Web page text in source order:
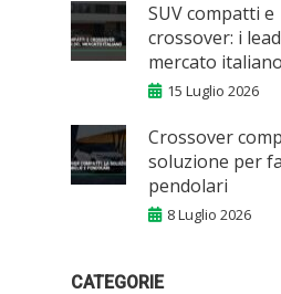
SUV compatti e
crossover: i
mercato italiano
15 Luglio 2026
Crossover
soluzione per
pendolari
8 Luglio 2026
CATEGORIE